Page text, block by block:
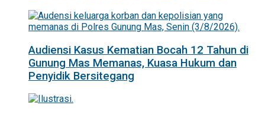
Audiensi Kasus Kematian Bocah 12 Tahun di
Gunung Mas Memanas, Kuasa Hukum dan
Penyidik Bersitegang